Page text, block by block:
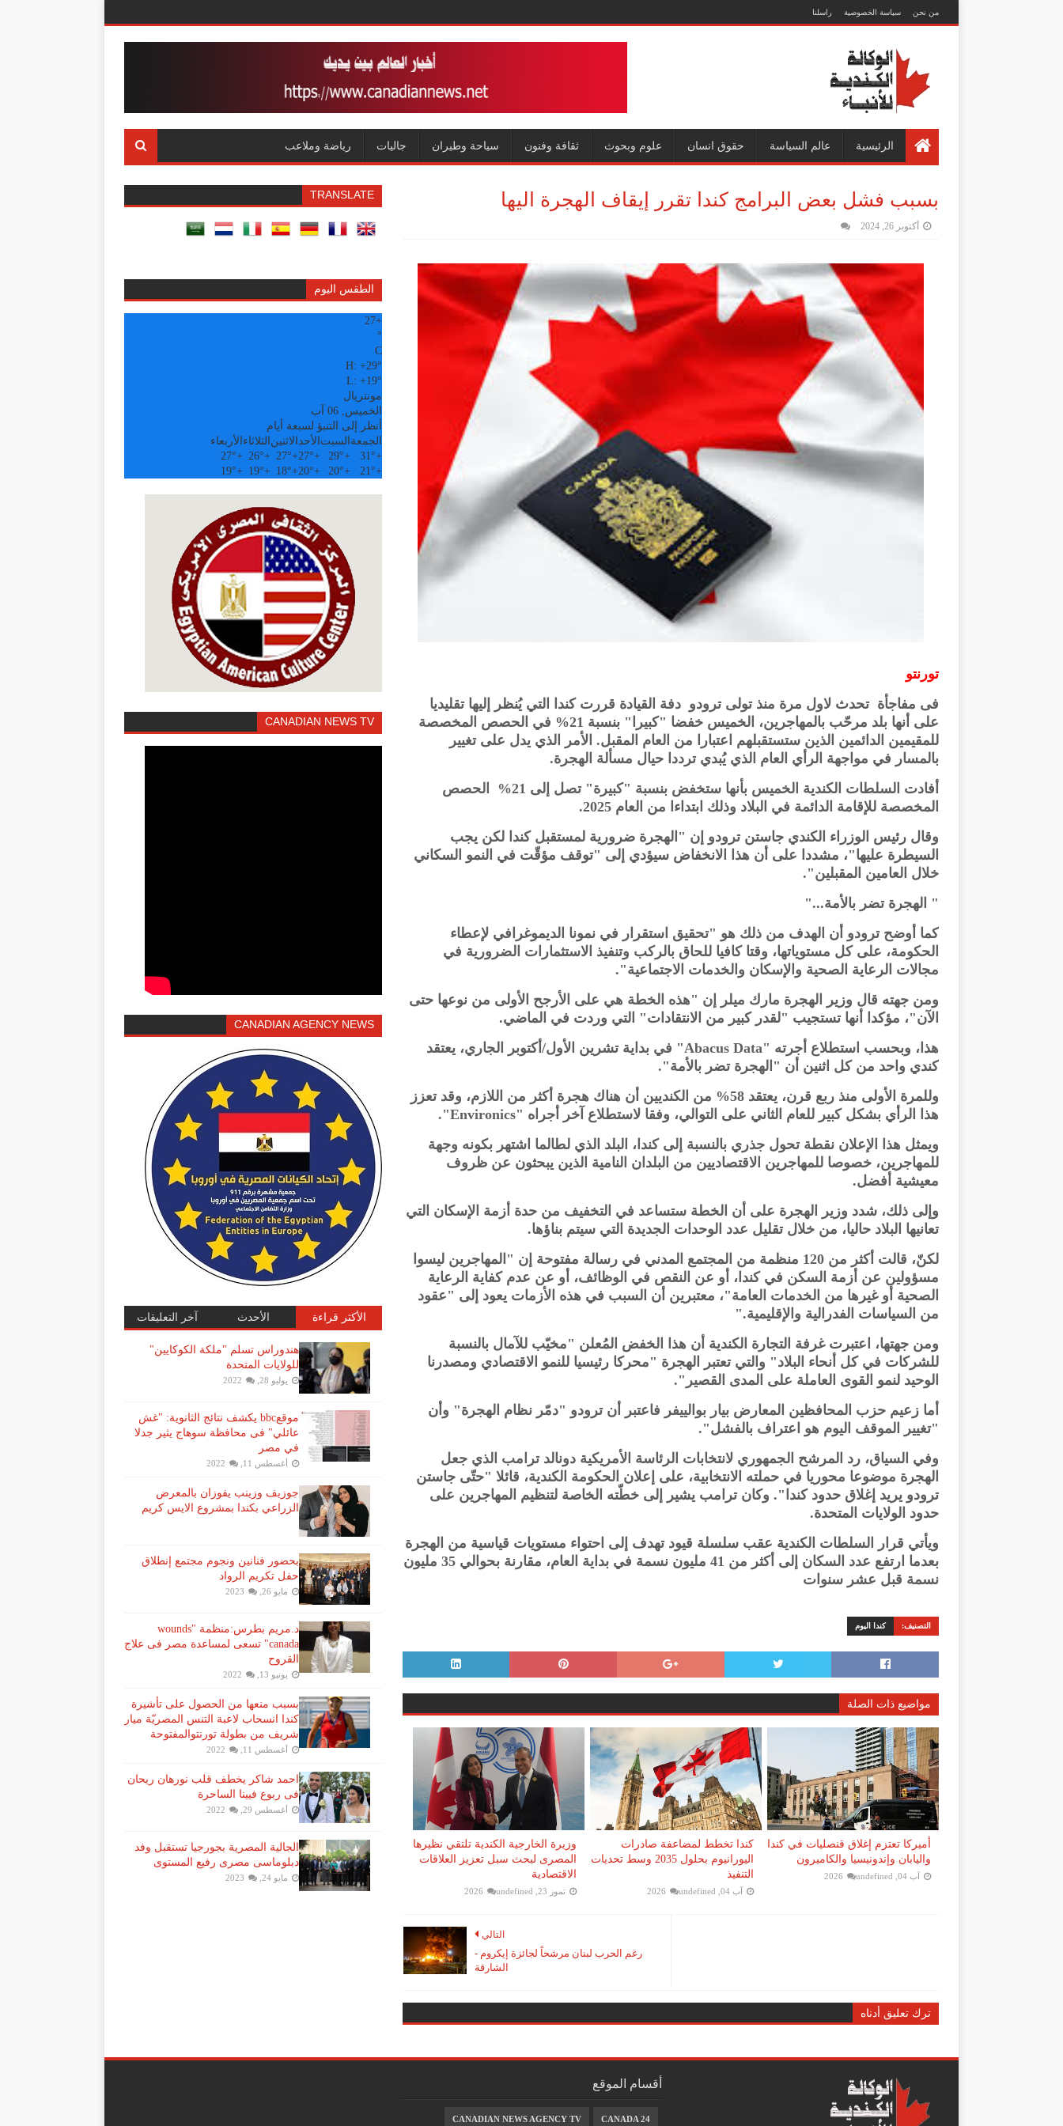
من نحن سياسة الخصوصية راسلنا
الرئيسية عالم السياسة حقوق انسان علوم وبحوث ثقافة وفنون سياحة وطيران جاليات رياضة وملاعب
بسبب فشل بعض البرامج كندا تقرر إيقاف الهجرة اليها
أكتوبر 26, 2024
تورنتو
فى مفاجأة تحدث لاول مرة منذ تولى ترودو دفة القيادة قررت كندا التي يُنظر إليها تقليديا
على أنها بلد مرحّب بالمهاجرين، الخميس خفضا "كبيرا" بنسبة 21% في الحصص المخصصة
للمقيمين الدائمين الذين ستستقبلهم اعتبارا من العام المقبل. الأمر الذي يدل على تغيير
بالمسار في مواجهة الرأي العام الذي يُبدي ترددا حيال مسألة الهجرة.
أفادت السلطات الكندية الخميس بأنها ستخفض بنسبة "كبيرة" تصل إلى 21% الحصص
المخصصة للإقامة الدائمة في البلاد وذلك ابتداءا من العام 2025.
وقال رئيس الوزراء الكندي جاستن ترودو إن "الهجرة ضرورية لمستقبل كندا لكن يجب
السيطرة عليها"، مشددا على أن هذا الانخفاض سيؤدي إلى "توقف مؤقّت في النمو السكاني
خلال العامين المقبلين".
" الهجرة تضر بالأمة..."
كما أوضح ترودو أن الهدف من ذلك هو "تحقيق استقرار في نمونا الديموغرافي لإعطاء
الحكومة، على كل مستوياتها، وقتا كافيا للحاق بالركب وتنفيذ الاستثمارات الضرورية في
مجالات الرعاية الصحية والإسكان والخدمات الاجتماعية".
ومن جهته قال وزير الهجرة مارك ميلر إن "هذه الخطة هي على الأرجح الأولى من نوعها حتى
الآن"، مؤكدا أنها تستجيب "لقدر كبير من الانتقادات" التي وردت في الماضي.
هذا، وبحسب استطلاع أجرته "Abacus Data" في بداية تشرين الأول/أكتوبر الجاري، يعتقد
كندي واحد من كل اثنين أن "الهجرة تضر بالأمة".
وللمرة الأولى منذ ربع قرن، يعتقد 58% من الكنديين أن هناك هجرة أكثر من اللازم، وقد تعزز
هذا الرأي بشكل كبير للعام الثاني على التوالي، وفقا لاستطلاع آخر أجراه "Environics".
ويمثل هذا الإعلان نقطة تحول جذري بالنسبة إلى كندا، البلد الذي لطالما اشتهر بكونه وجهة
للمهاجرين، خصوصا للمهاجرين الاقتصاديين من البلدان النامية الذين يبحثون عن ظروف
معيشية أفضل.
وإلى ذلك، شدد وزير الهجرة على أن الخطة ستساعد في التخفيف من حدة أزمة الإسكان التي
تعانيها البلاد حاليا، من خلال تقليل عدد الوحدات الجديدة التي سيتم بناؤها.
لكنّ، قالت أكثر من 120 منظمة من المجتمع المدني في رسالة مفتوحة إن "المهاجرين ليسوا
مسؤولين عن أزمة السكن في كندا، أو عن النقص في الوظائف، أو عن عدم كفاية الرعاية
الصحية أو غيرها من الخدمات العامة"، معتبرين أن السبب في هذه الأزمات يعود إلى "عقود
من السياسات الفدرالية والإقليمية."
ومن جهتها، اعتبرت غرفة التجارة الكندية أن هذا الخفض المُعلن "مخيّب للآمال بالنسبة
للشركات في كل أنحاء البلاد" والتي تعتبر الهجرة "محركا رئيسيا للنمو الاقتصادي ومصدرنا
الوحيد لنمو القوى العاملة على المدى القصير".
أما زعيم حزب المحافظين المعارض بيار بوالييفر فاعتبر أن ترودو "دمّر نظام الهجرة" وأن
"تغيير الموقف اليوم هو اعتراف بالفشل".
وفي السياق، رد المرشح الجمهوري لانتخابات الرئاسة الأمريكية دونالد ترامب الذي جعل
الهجرة موضوعا محوريا في حملته الانتخابية، على إعلان الحكومة الكندية، قائلا "حتّى جاستن
ترودو يريد إغلاق حدود كندا". وكان ترامب يشير إلى خطّته الخاصة لتنظيم المهاجرين على
حدود الولايات المتحدة.
ويأتي قرار السلطات الكندية عقب سلسلة قيود تهدف إلى احتواء مستويات قياسية من الهجرة
بعدما ارتفع عدد السكان إلى أكثر من 41 مليون نسمة في بداية العام، مقارنة بحوالي 35 مليون
نسمة قبل عشر سنوات
التصنيف: كندا اليوم
مواضيع ذات الصلة
أميركا تعتزم إغلاق قنصليات في كندا
واليابان وإندونيسيا والكاميرون
آب 04, 2026 undefined
كندا تخطط لمضاعفة صادرات
اليورانيوم بحلول 2035 وسط تحديات
التنفيذ
آب 04, 2026 undefined
وزيرة الخارجية الكندية تلتقي نظيرها
المصرى لبحث سبل تعزيز العلاقات
الاقتصادية
تموز 23, 2026 undefined
التالي
رغم الحرب لبنان مرشحاً لجائزة إيكروم -
الشارقة
ترك تعليق أدناه
TRANSLATE
الطقس اليوم
+
27
°
C
H: +29°
L: +19°
مونتريال
الخميس, 06 آب
أنظر إلى التنبؤ لسبعة أيام
الجمعة السبت الأحد الاثنين الثلاثاء الأربعاء
+
31°
+
29°
+
27°
+
27°
+
26°
+
27°
+
21°
+
20°
+
20°
+
18°
+
19°
+
19°
CANADIAN NEWS TV
CANADIAN AGENCY NEWS
الأكثر قراءة الأحدث آخر التعليقات
هندوراس تسلم "ملكة الكوكايين"
للولايات المتحدة
يوليو 28, 2022
موقعbbc يكشف نتائج الثانوية: "غش
عائلي" فى محافظة سوهاج يثير جدلا
في مصر
أغسطس 11, 2022
جوزيف وزينب يفوزان بالمعرض
الزراعي بكندا بمشروع الايس كريم
بحضور فنانين ونجوم مجتمع إنطلاق
حفل تكريم الرواد
مايو 26, 2023
د.مريم بطرس:منظمة "wounds
canada" تسعى لمساعدة مصر فى علاج
القروح
يونيو 13, 2022
بسبب منعها من الحصول على تأشيرة
كندا انسحاب لاعبة ​التنس​ المصريّة ​ميار
شريف​ من بطولة ​تورنتو​المفتوحة
أغسطس 11, 2022
احمد شاكر يخطف قلب نورهان ريحان
فى ربوع فيينا الساحرة
أغسطس 29, 2022
الجالية المصرية بجورجيا تستقبل وفد
دبلوماسى مصرى رفيع المستوى
مايو 24, 2023
أقسام الموقع
CANADA 24
CANADIAN NEWS AGENCY TV